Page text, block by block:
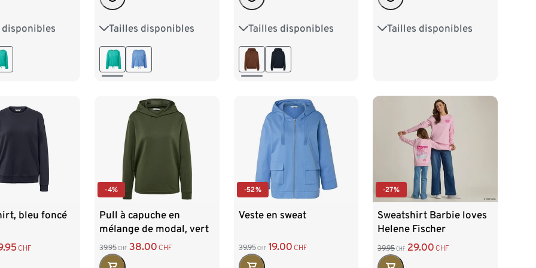
disponibles
M 40/42 Tailles disponibles
S 36/38 M 40/42
L 44/46
Tailles disponibles
S 36/38 M 40/42
L 44/46
Tailles disponibles
S 36/38 M 40/42
bleu foncé
CHF
-4%
Pull à capuche en
mélange de modal, vert
foncé
39.95 CHF 38.00 CHF
-52%
Veste en sweat
39.95 CHF 19.00 CHF
-27%
Sweatshirt Barbie loves
Helene Fischer
39.95 CHF 29.00 CHF